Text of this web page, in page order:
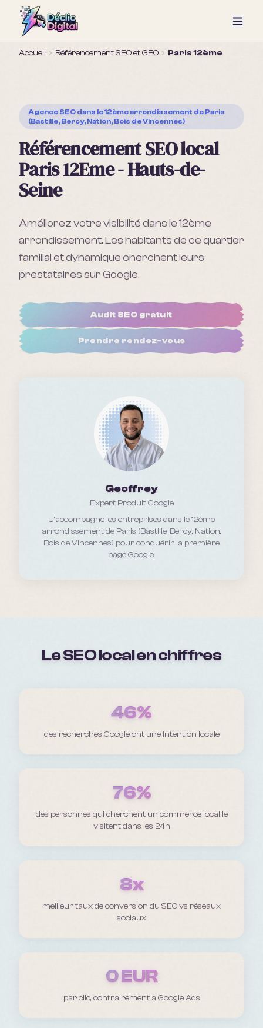
Accueil Référencement SEO et GEO Paris 12ème
Agence SEO dans le 12ème arrondissement de Paris
(Bastille, Bercy, Nation, Bois de Vincennes)
Référencement SEO local
Paris 12Eme - Hauts-de-
Seine
Améliorez votre visibilité dans le 12ème
arrondissement. Les habitants de ce quartier
familial et dynamique cherchent leurs
prestataires sur Google.
Audit SEO gratuit
Prendre rendez-vous
Geoffrey
Expert Produit Google
J'accompagne les entreprises dans le 12ème
arrondissement de Paris (Bastille, Bercy, Nation,
Bois de Vincennes) pour conquérir la première
page Google.
Le SEO local en chiffres
46%
des recherches Google ont une intention locale
76%
des personnes qui cherchent un commerce local le
visitent dans les 24h
8x
meilleur taux de conversion du SEO vs réseaux
sociaux
0 EUR
par clic, contrairement a Google Ads